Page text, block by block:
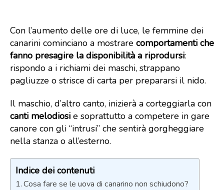
Con l’aumento delle ore di luce, le femmine dei
canarini cominciano a mostrare comportamenti che
fanno presagire la disponibilità a riprodursi:
rispondo a i richiami dei maschi, strappano
pagliuzze o strisce di carta per prepararsi il nido.
Il maschio, d’altro canto, inizierà a corteggiarla con
canti melodiosi e soprattutto a competere in gare
canore con gli “intrusi” che sentirà gorgheggiare
nella stanza o all’esterno.
Indice dei contenuti
Cosa fare se le uova di canarino non schiudono?